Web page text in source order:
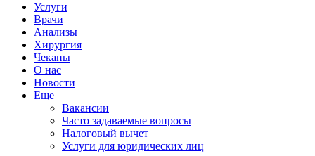
Услуги
Врачи
Анализы
Хирургия
Чекапы
О нас
Новости
Еще
Вакансии
Часто задаваемые вопросы
Налоговый вычет
Услуги для юридических лиц